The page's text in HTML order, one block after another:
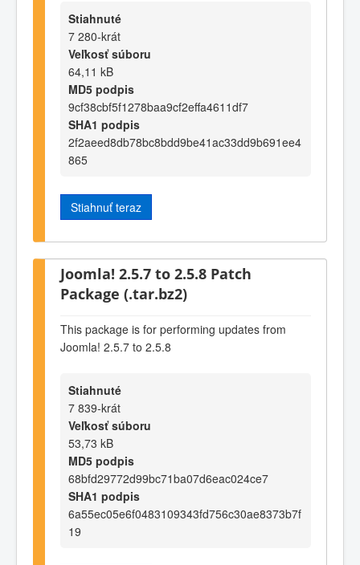
Stiahnuté
7 280-krát
Veľkosť súboru
64,11 kB
MD5 podpis
9cf38cbf5f1278baa9cf2effa4611df7
SHA1 podpis
2f2aeed8db78bc8bdd9be41ac33dd9b691ee4
865
Stiahnuť teraz
Joomla! 2.5.7 to 2.5.8 Patch
Package (.tar.bz2)
This package is for performing updates from
Joomla! 2.5.7 to 2.5.8
Stiahnuté
7 839-krát
Veľkosť súboru
53,73 kB
MD5 podpis
68bfd29772d99bc71ba07d6eac024ce7
SHA1 podpis
6a55ec05e6f0483109343fd756c30ae8373b7f
19